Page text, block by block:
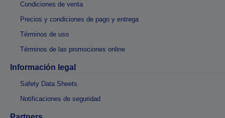
Condiciones de venta
Precios y condiciones de pago y entrega
Términos de uso
Términos de las promociones online
Información legal
Safety Data Sheets
Notificaciones de seguridad